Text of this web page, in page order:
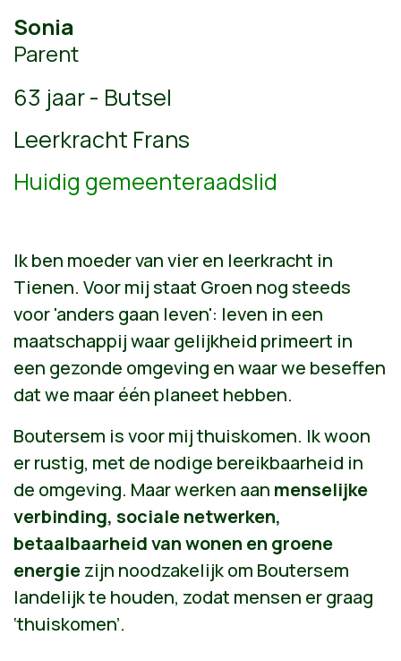
Sonia
Parent
63 jaar - Butsel
Leerkracht Frans
Huidig gemeenteraadslid
Ik ben moeder van vier en leerkracht in
Tienen. Voor mij staat Groen nog steeds
voor 'anders gaan leven': leven in een
maatschappij waar gelijkheid primeert in
een gezonde omgeving en waar we beseffen
dat we maar één planeet hebben.
Boutersem is voor mij thuiskomen. Ik woon
er rustig, met de nodige bereikbaarheid in
de omgeving. Maar werken aan menselijke
verbinding, sociale netwerken,
betaalbaarheid van wonen en groene
energiezijn noodzakelijk om Boutersem
landelijk te houden, zodat mensen er graag
‘thuiskomen’.